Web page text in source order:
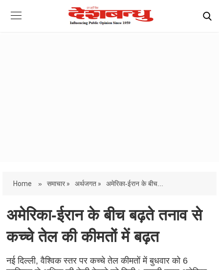
Home » समाचार » अर्थजगत » अमेरिका-ईरान के बीच...
अमेरिका-ईरान के बीच बढ़ते तनाव से
कच्चे तेल की कीमतों में बढ़त
नई दिल्ली, वैश्विक स्तर पर कच्चे तेल कीमतों में बुधवार को 6